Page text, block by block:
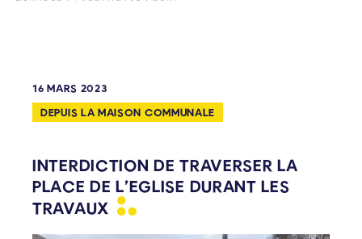
16 MARS 2023
DEPUIS LA MAISON COMMUNALE
INTERDICTION DE TRAVERSER LA
PLACE DE L’EGLISE DURANT LES
TRAVAUX